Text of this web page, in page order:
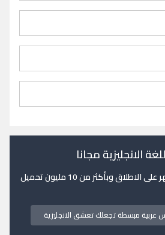
الانجليزية مجانا
وبأكثر من 10 مليون تحميل
عربية مبسطة تجعلك تعشق الانجليزية